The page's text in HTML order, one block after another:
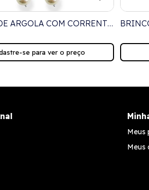
ARGOLA COM CORRENTE
se para ver o preço
Meus
Meus